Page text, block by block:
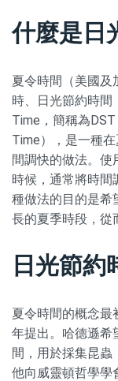
什麼是日
夏令時間（美國及
時、日光節約時間
Time，簡稱為
Time），是一種
間調快的做法。使
時候，通常將時間
種做法的目的是希
長的夏季時段，從
日光節
夏令時間的概念最
年提出。哈德遜希
間，用於採集昆蟲
他向威靈頓哲學學